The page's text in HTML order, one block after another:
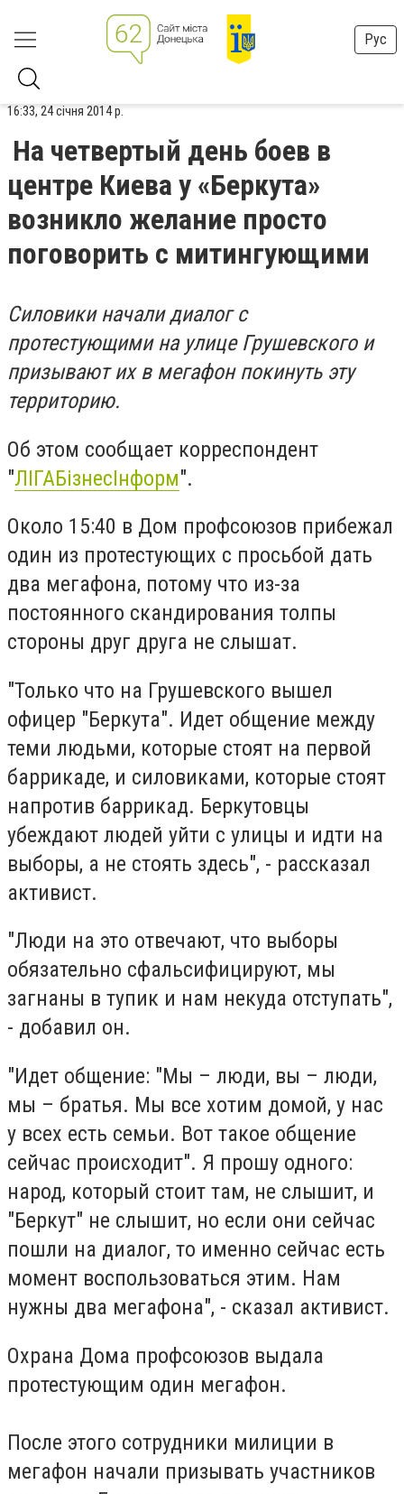
Рус
16:33, 24 січня 2014 р.
На четвертый день боев в
центре Киева у «Беркута»
возникло желание просто
поговорить с митингующими
Силовики начали диалог с
протестующими на улице Грушевского и
призывают их в мегафон покинуть эту
территорию.
Об этом сообщает корреспондент
"ЛІГАБізнесІнформ".
Около 15:40 в Дом профсоюзов прибежал
один из протестующих с просьбой дать
два мегафона, потому что из-за
постоянного скандирования толпы
стороны друг друга не слышат.
"Только что на Грушевского вышел
офицер "Беркута". Идет общение между
теми людьми, которые стоят на первой
баррикаде, и силовиками, которые стоят
напротив баррикад. Беркутовцы
убеждают людей уйти с улицы и идти на
выборы, а не стоять здесь", - рассказал
активист.
"Люди на это отвечают, что выборы
обязательно сфальсифицируют, мы
загнаны в тупик и нам некуда отступать",
- добавил он.
"Идет общение: "Мы – люди, вы – люди,
мы – братья. Мы все хотим домой, у нас
у всех есть семьи. Вот такое общение
сейчас происходит". Я прошу одного:
народ, который стоит там, не слышит, и
"Беркут" не слышит, но если они сейчас
пошли на диалог, то именно сейчас есть
момент воспользоваться этим. Нам
нужны два мегафона", - сказал активист.
Охрана Дома профсоюзов выдала
протестующим один мегафон.
После этого сотрудники милиции в
мегафон начали призывать участников